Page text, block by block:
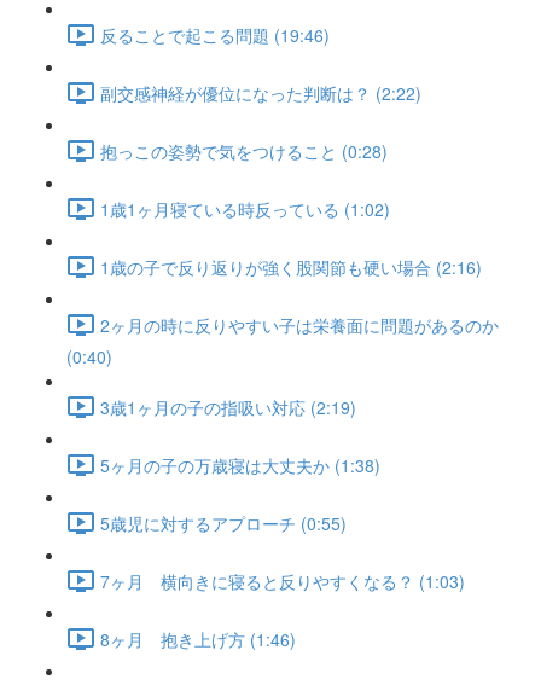
反ることで起こる問題 (19:46)
副交感神経が優位になった判断は？ (2:22)
抱っこの姿勢で気をつけること (0:28)
1歳1ヶ月寝ている時反っている (1:02)
1歳の子で反り返りが強く股関節も硬い場合 (2:16)
2ヶ月の時に反りやすい子は栄養面に問題があるのか
(0:40)
3歳1ヶ月の子の指吸い対応 (2:19)
5ヶ月の子の万歳寝は大丈夫か (1:38)
5歳児に対するアプローチ (0:55)
7ヶ月 横向きに寝ると反りやすくなる？ (1:03)
8ヶ月 抱き上げ方 (1:46)